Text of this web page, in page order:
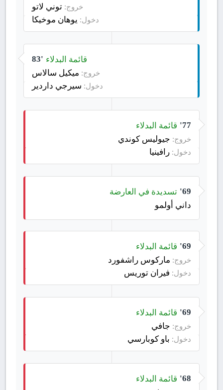
خروج: توني لاتو
دخول: يوهان موخيكا
83' قائمة البدلاء
خروج: ميكيل سالاس
دخول: سيرجي داردير
77' قائمة البدلاء
خروج: جيوليس كوندي
دخول: رافينيا
69' تسديدة في العارضة
داني أولمو
69' قائمة البدلاء
خروج: ماركوس راشفورد
دخول: فيران توريس
69' قائمة البدلاء
خروج: جافي
دخول: باو كوبارسي
68' قائمة البدلاء